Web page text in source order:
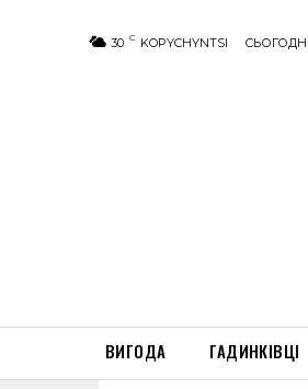
30 C KOPYCHYNTSI СЬОГОДНІ
ВИГОДА ГАДИНКІВЦІ